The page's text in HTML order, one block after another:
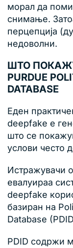
морал да
снимање.
перцепција
недоволни.
ШТО
PURDUE
DATABASE
Еден
deepfake е
што се
услови често
Истражувачи
евалуираа
deepfake
базиран на
Database
PDID содржи